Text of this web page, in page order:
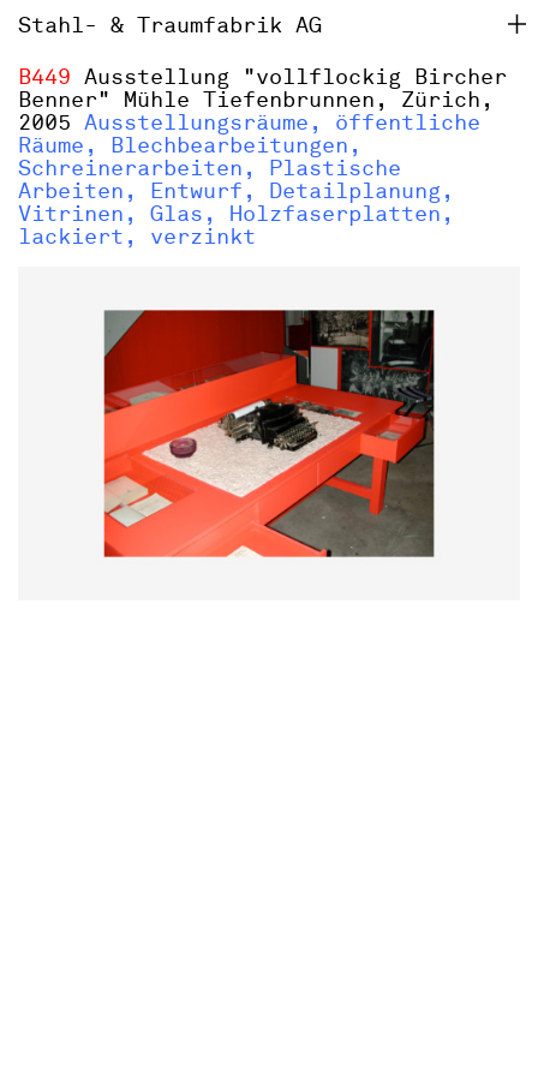
Stahl- & Traumfabrik AG
B449 Ausstellung "vollflockig Bircher
Benner" Mühle Tiefenbrunnen, Zürich,
2005 Ausstellungsräume, öffentliche
Räume, Blechbearbeitungen,
Schreinerarbeiten, Plastische
Arbeiten, Entwurf, Detailplanung,
Vitrinen, Glas, Holzfaserplatten,
lackiert, verzinkt